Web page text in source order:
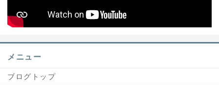
メニュー
ブログトップ